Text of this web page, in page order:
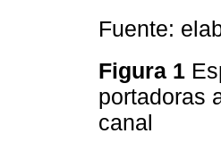
Fuente:
Figura 1
portadoras
canal